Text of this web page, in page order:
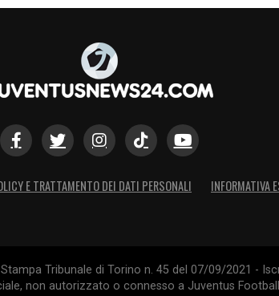
E TRATTAMENTO DEI DATI PERSONALI INFORMATIVA
Tribunale di Torino n. 45 del 07/09/2021 -
non autorizzato o connesso a Juventus